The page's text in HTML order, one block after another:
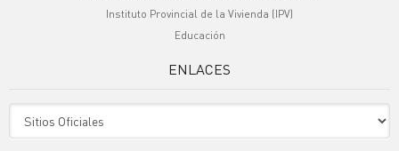
Instituto Provincial de la Vivienda (IPV)
Educación
ENLACES